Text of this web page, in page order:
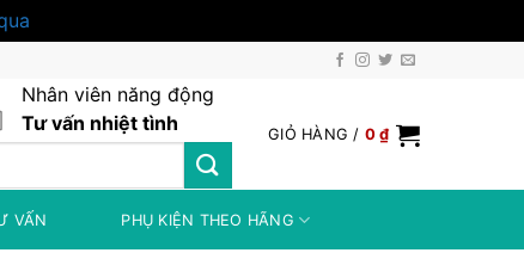
Nhân viên năng động
Tư vấn nhiệt tình
GIỎ HÀNG / 0₫
VẤN PHỤ KIỆN THEO HÃNG